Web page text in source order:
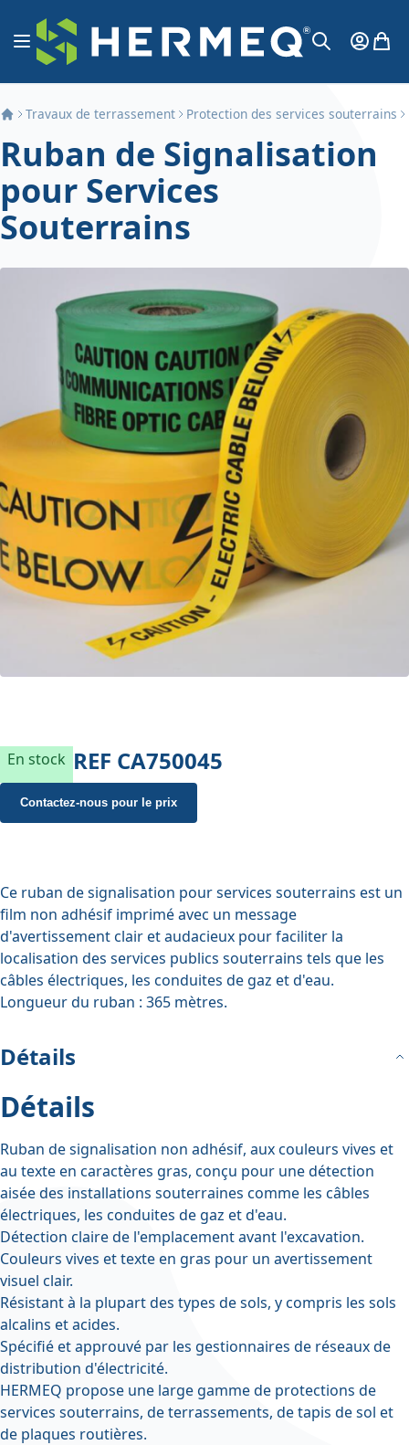
Aller au contenu
Affichage navigation
MonMon
Travaux de terrassement Protection des services souterrains
Ruban de Signalisation
pour Services
Souterrains
En stock REF CA750045
Contactez-nous pour le prix
Ce ruban de signalisation pour services souterrains est un
film non adhésif imprimé avec un message
d'avertissement clair et audacieux pour faciliter la
localisation des services publics souterrains tels que les
câbles électriques, les conduites de gaz et d'eau.
Longueur du ruban : 365 mètres.
Détails
Détails
Ruban de signalisation non adhésif, aux couleurs vives et
au texte en caractères gras, conçu pour une détection
aisée des installations souterraines comme les câbles
électriques, les conduites de gaz et d'eau.
Détection claire de l'emplacement avant l'excavation.
Couleurs vives et texte en gras pour un avertissement
visuel clair.
Résistant à la plupart des types de sols, y compris les sols
alcalins et acides.
Spécifié et approuvé par les gestionnaires de réseaux de
distribution d'électricité.
HERMEQ propose une large gamme de protections de
services souterrains, de terrassements, de tapis de sol et
de plaques routières.